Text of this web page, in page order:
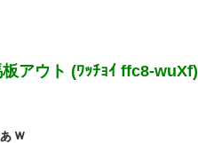
アウト (ﾜｯﾁｮｲ ffc8-wuXf)
ｗ